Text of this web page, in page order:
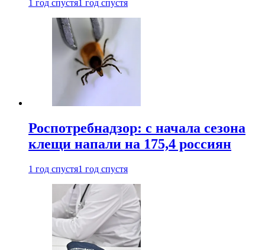
1 год спустя1 год спустя
Роспотребнадзор: с начала сезона
клещи напали на 175,4 россиян
1 год спустя1 год спустя